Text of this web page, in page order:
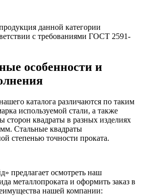
данной категории
с требованиями ГОСТ 2591-
особенности и
каталога различаются по таким
используемой стали, а также
сторон квадраты в разных изделиях
Стальные квадраты
степенью точности проката.
предлагает осмотреть наш
металлопроката и оформить заказ в
нашей компании: